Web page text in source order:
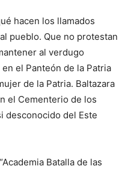
hacen los llamados
pueblo. Que no protestan
al verdugo
el Panteón de la Patria
de la Patria. Baltazara
el Cementerio de los
desconocido del Este
Batalla de las